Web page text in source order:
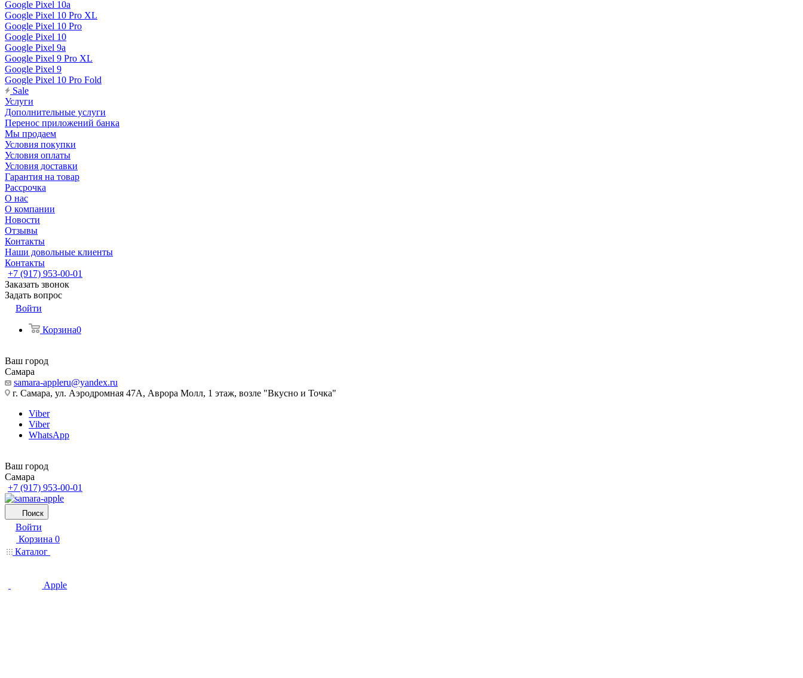
Google Pixel 10a
Google Pixel 10 Pro XL
Google Pixel 10 Pro
Google Pixel 10
Google Pixel 9a
Google Pixel 9 Pro XL
Google Pixel 9
Google Pixel 10 Pro Fold
Sale
Услуги
Дополнительные услуги
Перенос приложений банка
Мы продаем
Условия покупки
Условия оплаты
Условия доставки
Гарантия на товар
Рассрочка
О нас
О компании
Новости
Отзывы
Контакты
Наши довольные клиенты
Контакты
+7 (917) 953-00-01
Заказать звонок
Задать вопрос
Войти
Корзина0
Ваш город
Самара
samara-appleru@yandex.ru
г. Самара, ул. Аэродромная 47А, Аврора Молл, 1 этаж, возле "Вкусно и Точка"
Viber
Viber
WhatsApp
Ваш город
Самара
+7 (917) 953-00-01
Поиск
Войти
Корзина 0
Каталог
Apple